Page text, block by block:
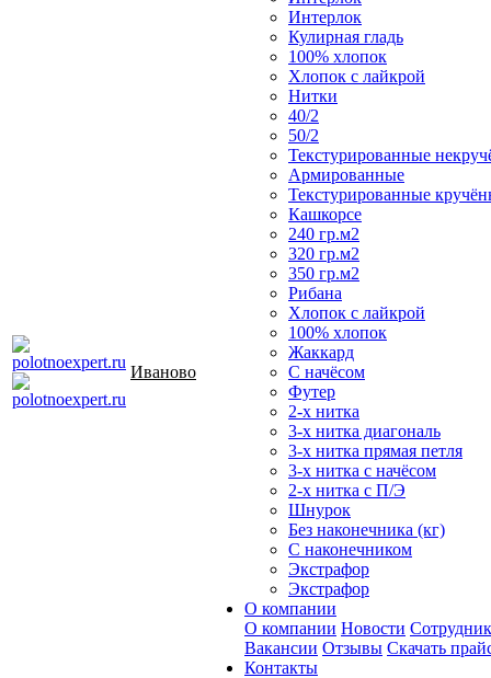
Иваново
Интерлок
Кулирная гладь
100% хлопок
Хлопок с лайкрой
Нитки
40/2
50/2
Текстурированные
Армированные
Текстурированные
Кашкорсе
240 гр.м2
320 гр.м2
350 гр.м2
Рибана
Хлопок с лайкрой
100% хлопок
Жаккард
С начёсом
Футер
2-х нитка
3-х нитка диагональ
3-х нитка прямая петля
3-х нитка с начёсом
2-х нитка с П/Э
Шнурок
Без наконечника (кг)
С наконечником
Экстрафор
Экстрафор
О компании
О компании Новости
Вакансии Отзывы Скачать
Контакты